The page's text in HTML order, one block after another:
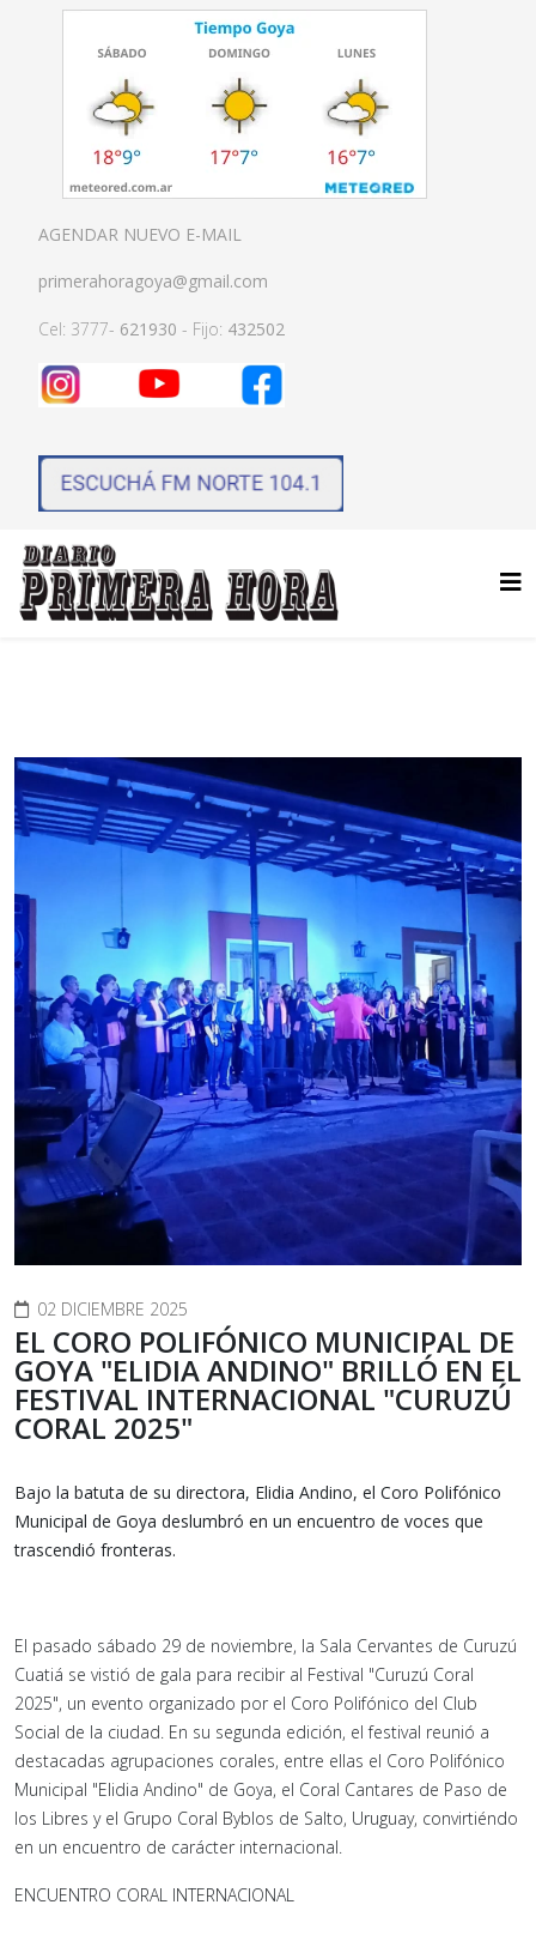
AGENDAR NUEVO E-MAIL
primerahoragoya@gmail.com
Cel: 3777- 621930 - Fijo: 432502
02 DICIEMBRE 2025
EL CORO POLIFÓNICO MUNICIPAL DE
GOYA "ELIDIA ANDINO" BRILLÓ EN EL
FESTIVAL INTERNACIONAL "CURUZÚ
CORAL 2025"
Bajo la batuta de su directora, Elidia Andino, el Coro Polifónico
Municipal de Goya deslumbró en un encuentro de voces que
trascendió fronteras.
El pasado sábado 29 de noviembre, la Sala Cervantes de Curuzú
Cuatiá se vistió de gala para recibir al Festival "Curuzú Coral
2025", un evento organizado por el Coro Polifónico del Club
Social de la ciudad. En su segunda edición, el festival reunió a
destacadas agrupaciones corales, entre ellas el Coro Polifónico
Municipal "Elidia Andino" de Goya, el Coral Cantares de Paso de
los Libres y el Grupo Coral Byblos de Salto, Uruguay, convirtiéndo
en un encuentro de carácter internacional.
ENCUENTRO CORAL INTERNACIONAL